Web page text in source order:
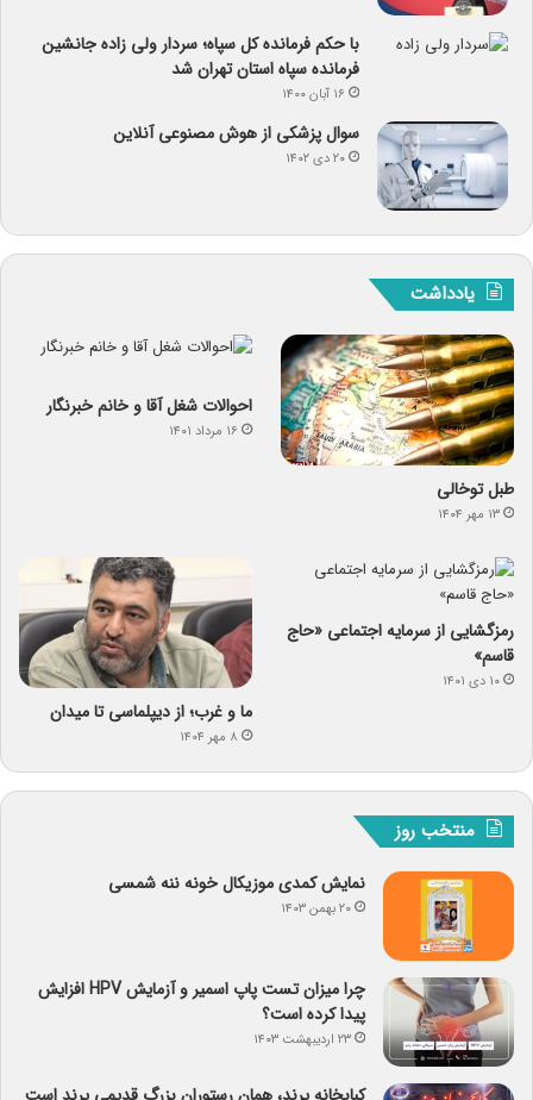
با حکم فرمانده کل سپاه؛ سردار ولی زاده جانشین
فرمانده سپاه استان تهران شد
۱۶ آبان ۱۴۰۰
سوال پزشکی از هوش مصنوعی آنلاین
۲۰ دی ۱۴۰۲
یادداشت
طبل توخالی
۱۳ مهر ۱۴۰۴
احوالات شغل آقا و خانم خبرنگار
۱۶ مرداد ۱۴۰۱
رمزگشایی از سرمایه‌ اجتماعی «حاج
قاسم»
۱۰ دی ۱۴۰۱
ما و غرب؛ از دیپلماسی تا میدان
۸ مهر ۱۴۰۴
منتخب روز
نمایش کمدی موزیکال خونه ننه شمسی
۲۰ بهمن ۱۴۰۳
چرا میزان تست پاپ اسمیر و آزمایش HPV افزایش
پیدا کرده است؟
۲۳ اردیبهشت ۱۴۰۳